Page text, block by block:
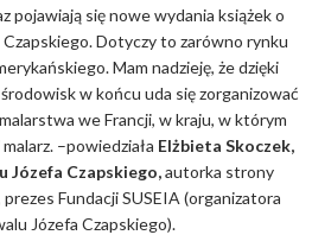
pojawiają się nowe wydania książek o
Dotyczy to zarówno rynku
Mam nadzieję, że dzięki
w końcu uda się zorganizować
we Francji, w kraju, w którym
–powiedziała Elżbieta Skoczek,
Czapskiego,autorka strony
Fundacji SUSEIA (organizatora
Józefa Czapskiego).